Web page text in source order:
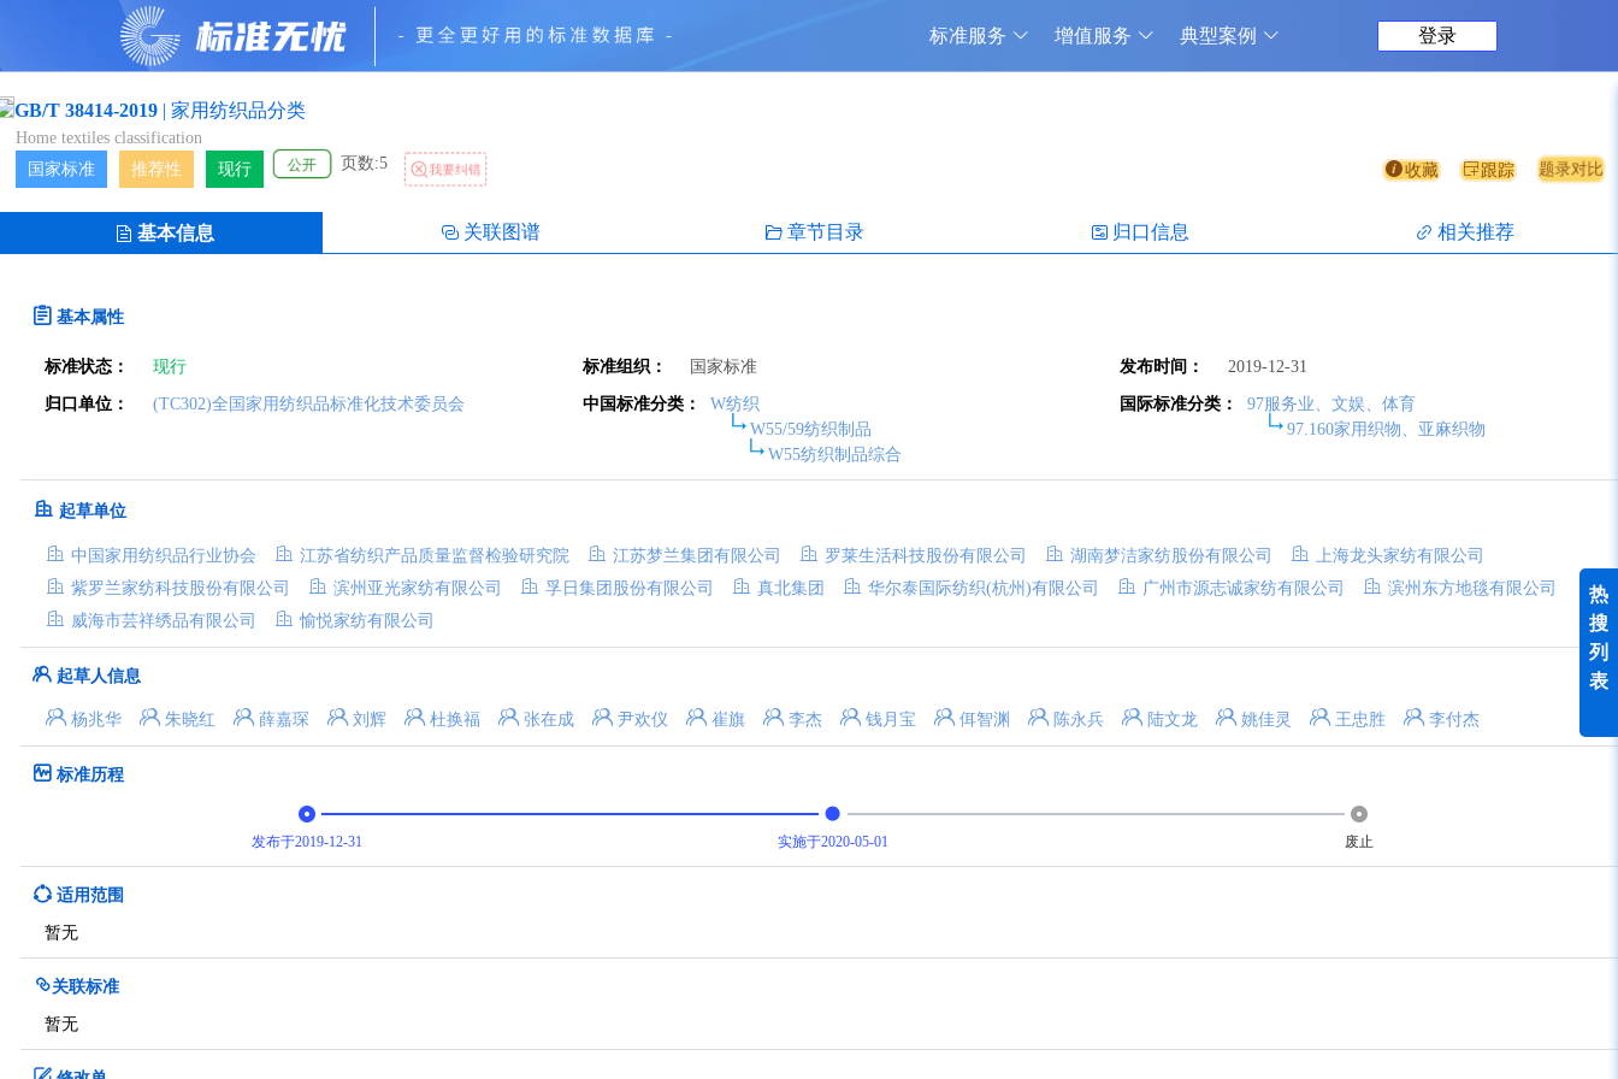
标准服务 增值服务 典型案例 登录
GB/T 38414-2019 | 家用纺织品分类
Home textiles classification
国家标准
推荐性 现行 公开 页数:5 我要纠错 收藏 跟踪 题录对比
基本信息 关联图谱 章节目录 归口信息 相关推荐
基本属性
标准状态： 现行 标准组织： 国家标准 发布时间： 2019-12-31
归口单位： (TC302)全国家用纺织品标准化技术委员会 中国标准分类：
W纺织
W55/59纺织制品
W55纺织制品综合
国际标准分类：
97服务业、文娱、体育
97.160家用织物、亚麻织物
起草单位
中国家用纺织品行业协会 江苏省纺织产品质量监督检验研究院 江苏梦兰集团有限公司 罗莱生活科技股份有限公司 湖南梦洁家纺股份有限公司
上海龙头家纺有限公司
紫罗兰家纺科技股份有限公司
滨州亚光家纺有限公司 孚日集团股份有限公司 真北集团 华尔泰国际纺织(杭州)有限公司 广州市源志诚家纺有限公司
滨州东方地毯有限公司
威海市芸祥绣品有限公司
愉悦家纺有限公司
起草人信息
杨兆华 朱晓红 薛嘉琛 刘辉 杜换福 张在成 尹欢仪 崔旗 李杰 钱月宝 佴智渊 陈永兵 陆文龙 姚佳灵 王忠胜 李付杰
标准历程
发布于2019-12-31 实施于2020-05-01 废止
适用范围
暂无
关联标准
暂无
热
搜
列
表